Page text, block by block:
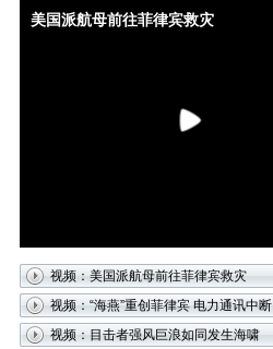
美国派航母前往菲律宾救灾
视频：美国派航母前往菲律宾救灾
视频：“海燕”重创菲律宾 电力通讯中断
视频：目击者强风巨浪如同发生海啸